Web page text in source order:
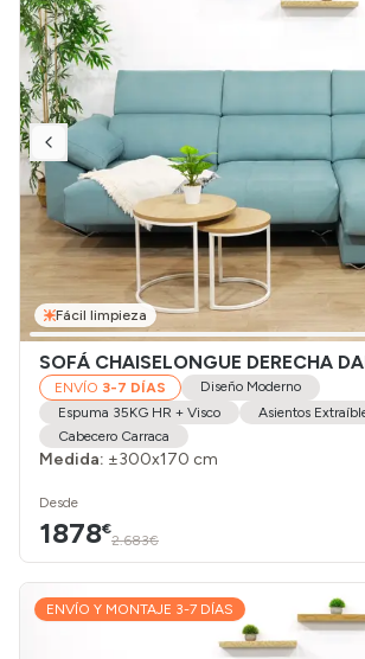
Fácil limpieza
SOFÁ CHAISELONGUE DERECHA
ENVÍO 3-7 DÍAS
Diseño Moderno
Espuma 35KG HR + Visco
Asientos
Cabecero Carraca
Medida: ±300x170 cm
Desde
1878€
2.683€
ENVÍO Y MONTAJE 3-7 DÍAS